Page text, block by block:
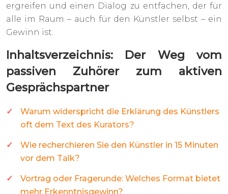
ergreifen und einen Dialog zu entfachen, der für
alle im Raum – auch für den Künstler selbst – ein
Gewinn ist.
Inhaltsverzeichnis: Der Weg vom
passiven Zuhörer zum aktiven
Gesprächspartner
Warum widerspricht die Erklärung des Künstlers
oft dem Text des Kurators?
Wie recherchieren Sie den Künstler in 15 Minuten
vor dem Talk?
Vortrag oder Fragerunde: Welches Format bietet
mehr Erkenntnisgewinn?